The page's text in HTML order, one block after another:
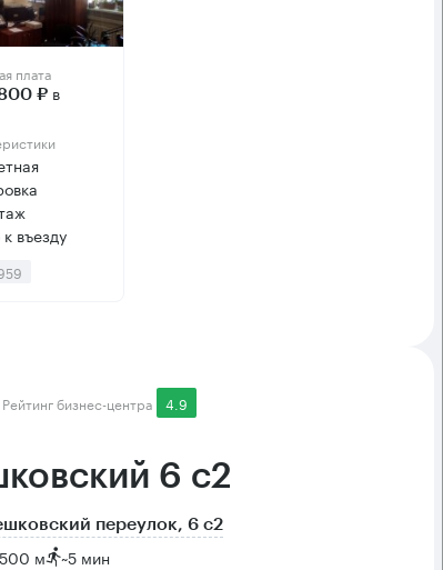
плата
₽в
въезду
Рейтинг бизнес-центра 4.9
6 с2
переулок, 6 с2
м ~5 мин